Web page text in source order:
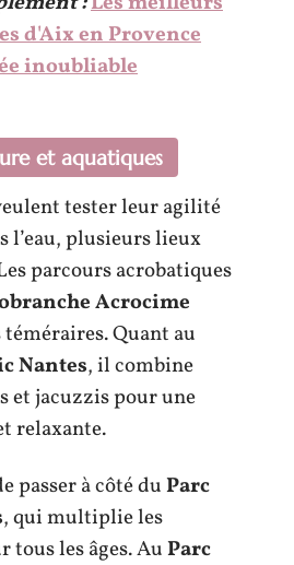
d'Aix en Provence
inoubliable
et aquatiques
tester leur agilité
l’eau, plusieurs lieux
parcours acrobatiques
Acrocime
Quant au
Nantes, il combine
et jacuzzis pour une
relaxante.
passer à côté duParc
, qui multiplie les
les âges. AuParc